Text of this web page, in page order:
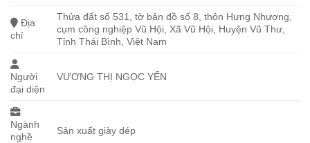
Địa
chỉ
Thửa đất số 531, tờ bản đồ số 8, thôn Hưng Nhượng,
cụm công nghiệp Vũ Hội, Xã Vũ Hội, Huyện Vũ Thư,
Tỉnh Thái Bình, Việt Nam
Người
đại diện
VƯƠNG THỊ NGỌC YẾN
Ngành
nghề
Sản xuất giày dép